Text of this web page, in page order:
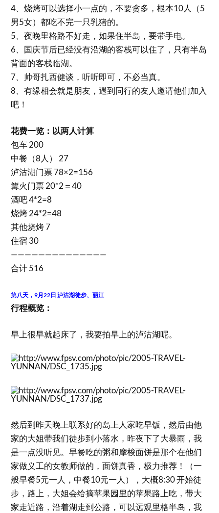
4、烧烤可以选择小一点的，不要贪多，根本10人（5
男5女）都吃不完一只乳猪的。
5、夜晚里格路不好走，如果住半岛，要带手电。
6、国庆节后已经没有沿湖的客栈可以住了，只有半岛
背面的客栈临湖。
7、帅哥扎西健谈，听听即可，不必当真。
8、有缘相会就是朋友，遇到同行的友人邀请他们加入
吧！
花费一览：以两人计算
包车 200
中餐（8人） 27
泸沽湖门票 78×2=156
篝火门票 20*2＝40
酒吧 4*2=8
烧烤 24*2=48
其他烧烤 7
住宿 30
——————————————
合计 516
第八天，9月22日 泸沽湖徒步、丽江
行程概览：
早上很早就起床了，我要拍早上的泸沽湖呢。
然后到昨天晚上联系好的岛上人家吃早饭，然后由他
家的大姐带我们徒步到小落水，昨夜下了大暴雨，我
是一点没听见。早餐吃的粥和摩梭面饼是那个在他们
家做义工的女教师做的，面饼真香，极力推荐！（一
般早餐5元一人，中餐10元一人），大概8:30 开始徒
步，路上，大姐会给摘苹果园里的苹果路上吃，带大
家走近路，沿着湖走到公路，可以远观里格半岛，我